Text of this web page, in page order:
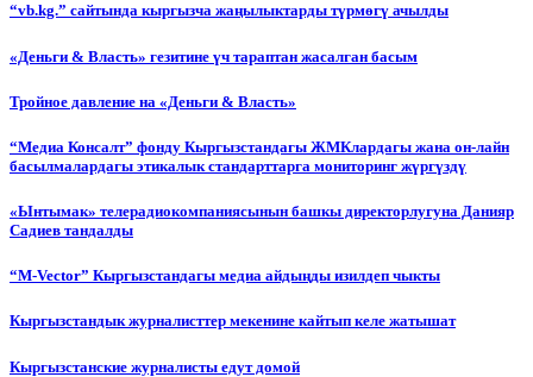
“vb.kg.” сайтында кыргызча жаңылыктарды түрмөгү ачылды
«Деньги & Власть» гезитине үч тараптан жасалган басым
Тройное давление на «Деньги & Власть»
“Медиа Консалт” фонду Кыргызстандагы ЖМКлардагы жана он-лайн
басылмалардагы этикалык стандарттарга мониторинг жүргүздү
«Ынтымак» телерадиокомпаниясынын башкы директорлугуна Данияр
Садиев тандалды
“М-Vector” Кыргызстандагы медиа айдыңды изилдеп чыкты
Кыргызстандык журналисттер мекенине кайтып келе жатышат
Кыргызстанские журналисты едут домой